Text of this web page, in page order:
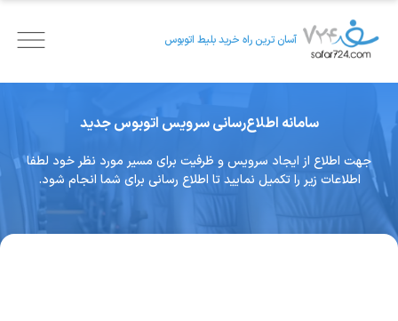
آسان ترین راه خرید بلیط اتوبوس
سامانه اطلاع‌رسانی سرویس اتوبوس جدید
جهت اطلاع از ایجاد سرویس و ظرفیت برای مسیر مورد نظر خود لطفا
اطلاعات زیر را تکمیل نمایید تا اطلاع رسانی برای شما انجام شود.